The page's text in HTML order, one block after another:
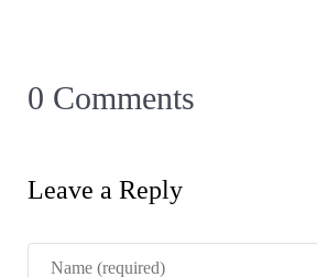
0 Comments
Leave a Reply